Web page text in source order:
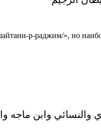
р-раджим/», но
والنسائي وابن ماجه